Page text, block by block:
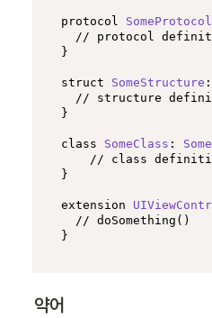
protocol SomeProtocol
// protocol
}
struct SomeStructure :
// structure
}
class SomeClass :
// class
}
extension
// doSomething()
}
약어